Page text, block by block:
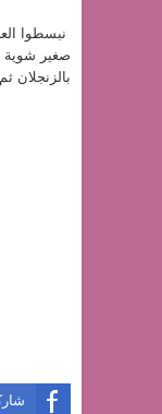
نبسطوا
صغير شوية
بالزنجلان